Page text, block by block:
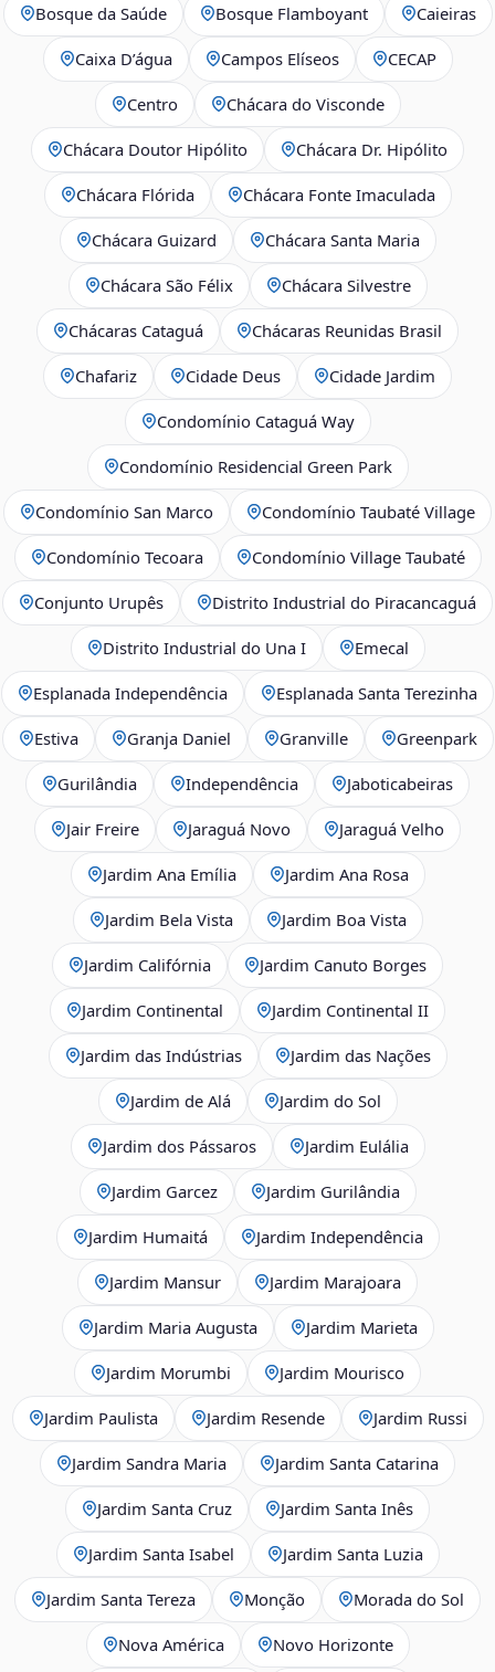
Bosque da Saúde Bosque Flamboyant Caieiras
Caixa D’água Campos Elíseos CECAP
Centro Chácara do Visconde
Chácara Doutor Hipólito Chácara Dr. Hipólito
Chácara Flórida Chácara Fonte Imaculada
Chácara Guizard Chácara Santa Maria
Chácara São Félix Chácara Silvestre
Chácaras Cataguá Chácaras Reunidas Brasil
Chafariz Cidade Deus Cidade Jardim
Condomínio Cataguá Way
Condomínio Residencial Green Park
Condomínio San Marco Condomínio Taubaté Village
Condomínio Tecoara Condomínio Village Taubaté
Conjunto Urupês Distrito Industrial do Piracancaguá
Distrito Industrial do Una I Emecal
Esplanada Independência Esplanada Santa Terezinha
Estiva Granja Daniel Granville Greenpark
Gurilândia Independência Jaboticabeiras
Jair Freire Jaraguá Novo Jaraguá Velho
Jardim Ana Emília Jardim Ana Rosa
Jardim Bela Vista Jardim Boa Vista
Jardim Califórnia Jardim Canuto Borges
Jardim Continental Jardim Continental II
Jardim das Indústrias Jardim das Nações
Jardim de Alá Jardim do Sol
Jardim dos Pássaros Jardim Eulália
Jardim Garcez Jardim Gurilândia
Jardim Humaitá Jardim Independência
Jardim Mansur Jardim Marajoara
Jardim Maria Augusta Jardim Marieta
Jardim Morumbi Jardim Mourisco
Jardim Paulista Jardim Resende Jardim Russi
Jardim Sandra Maria Jardim Santa Catarina
Jardim Santa Cruz Jardim Santa Inês
Jardim Santa Isabel Jardim Santa Luzia
Jardim Santa Tereza Monção Morada do Sol
Nova América Novo Horizonte